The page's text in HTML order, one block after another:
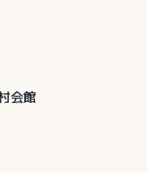
会館